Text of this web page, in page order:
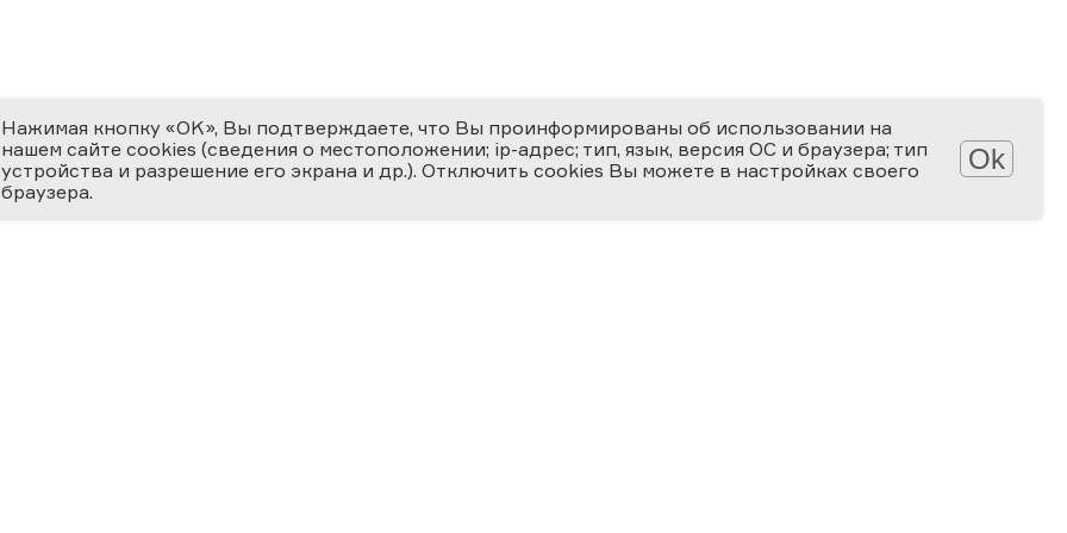
Нажимая кнопку «OK», Вы подтверждаете, что Вы проинформированы об использовании на
нашем сайте cookies (сведения о местоположении; ip-адрес; тип, язык, версия ОС и браузера; тип
устройства и разрешение его экрана и др.). Отключить cookies Вы можете в настройках своего
браузера.
Ok